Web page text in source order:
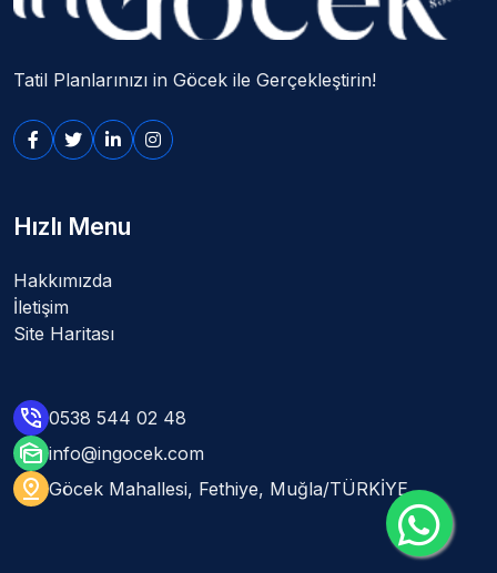
Tatil Planlarınızı in Göcek ile Gerçekleştirin!
Hızlı Menu
Hakkımızda
İletişim
Site Haritası
0538 544 02 48
info@ingocek.com
Göcek Mahallesi, Fethiye, Muğla/TÜRKİYE